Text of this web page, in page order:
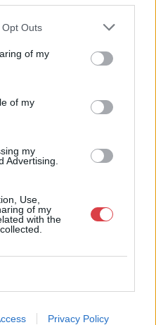
Outs
of my
of my
my
Advertising.
Use,
of my
with the
Privacy Policy
tapasztalattal
a magyar festészet hazai
a hazai festészet
változtatta meg a
kialakult képet.